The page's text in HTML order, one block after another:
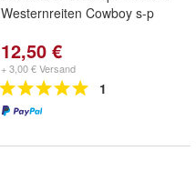
Westernreiten Cowboy s-p
12,50 €
+ 3,00 € Versand
1